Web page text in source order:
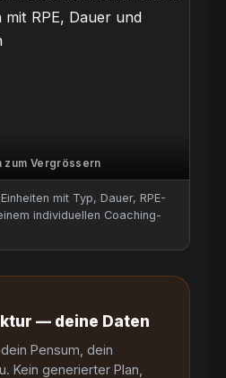
zum Vergrössern
mit Typ, Dauer, RPE-
individuellen Coaching-
— deine Daten
Pensum, dein
Kein generierter Plan,